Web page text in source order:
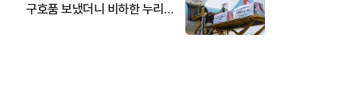
구호품 보냈더니 비하한 누리